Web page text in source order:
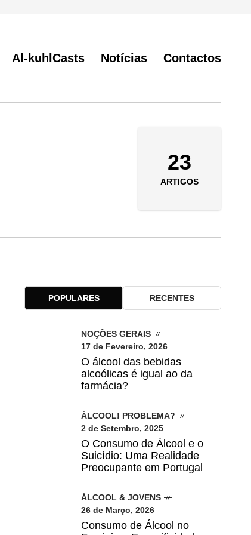
Al-kuhlCasts Notícias Contactos
23
ARTIGOS
POPULARES RECENTES
NOÇÕES GERAIS
17 de Fevereiro, 2026
O álcool das bebidas
alcoólicas é igual ao da
farmácia?
ÁLCOOL! PROBLEMA?
2 de Setembro, 2025
O Consumo de Álcool e o
Suicídio: Uma Realidade
Preocupante em Portugal
ÁLCOOL & JOVENS
26 de Março, 2026
Consumo de Álcool no